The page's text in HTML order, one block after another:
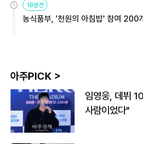
18분전
농식품부, '천원의 아침밥' 참여 200
아주PICK >
임영웅, 데뷔
사람이었다"